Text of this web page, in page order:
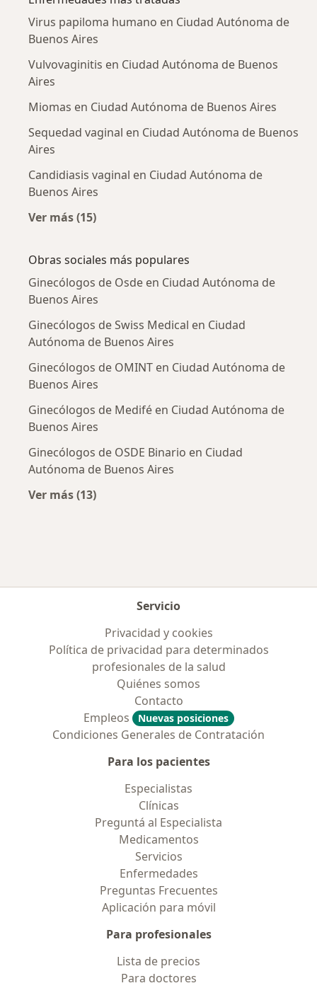
Virus papiloma humano en Ciudad Autónoma de
Buenos Aires
Vulvovaginitis en Ciudad Autónoma de Buenos
Aires
Miomas en Ciudad Autónoma de Buenos Aires
Sequedad vaginal en Ciudad Autónoma de Buenos
Aires
Candidiasis vaginal en Ciudad Autónoma de
Buenos Aires
Ver más (15)
Obras sociales más populares
Ginecólogos de Osde en Ciudad Autónoma de
Buenos Aires
Ginecólogos de Swiss Medical en Ciudad
Autónoma de Buenos Aires
Ginecólogos de OMINT en Ciudad Autónoma de
Buenos Aires
Ginecólogos de Medifé en Ciudad Autónoma de
Buenos Aires
Ginecólogos de OSDE Binario en Ciudad
Autónoma de Buenos Aires
Ver más (13)
Servicio
Privacidad y cookies
Política de privacidad para determinados
profesionales de la salud
Quiénes somos
Contacto
Empleos
Nuevas posiciones
Condiciones Generales de Contratación
Para los pacientes
Especialistas
Clínicas
Preguntá al Especialista
Medicamentos
Servicios
Enfermedades
Preguntas Frecuentes
Aplicación para móvil
Para profesionales
Lista de precios
Para doctores